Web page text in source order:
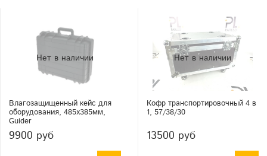
Влагозащищенный кейс для
оборудования, 485x385мм,
Guider
9900 руб
Кофр транспортировочный 4 в
1, 57/38/30
13500 руб